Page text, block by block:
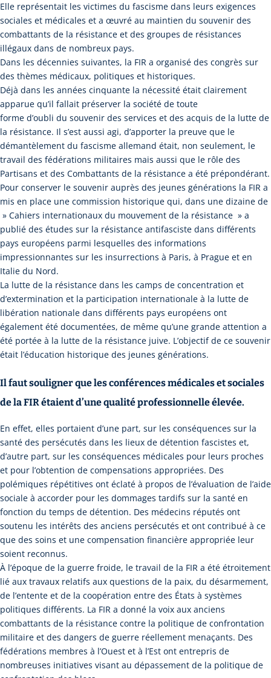
Elle représentait les victimes du fascisme dans leurs exigences
sociales et médicales et a œuvré au maintien du souvenir des
combattants de la résistance et des groupes de résistances
illégaux dans de nombreux pays.
Dans les décennies suivantes, la FIR a organisé des congrès sur
des thèmes médicaux, politiques et historiques.
Déjà dans les années cinquante la nécessité était clairement
apparue qu’il fallait préserver la société de toute
forme d’oubli du souvenir des services et des acquis de la lutte de
la résistance. Il s’est aussi agi, d’apporter la preuve que le
démantèlement du fascisme allemand était, non seulement, le
travail des fédérations militaires mais aussi que le rôle des
Partisans et des Combattants de la résistance a été prépondérant.
Pour conserver le souvenir auprès des jeunes générations la FIR a
mis en place une commission historique qui, dans une dizaine de
» Cahiers internationaux du mouvement de la résistance » a
publié des études sur la résistance antifasciste dans différents
pays européens parmi lesquelles des informations
impressionnantes sur les insurrections à Paris, à Prague et en
Italie du Nord.
La lutte de la résistance dans les camps de concentration et
d’extermination et la participation internationale à la lutte de
libération nationale dans différents pays européens ont
également été documentées, de même qu’une grande attention a
été portée à la lutte de la résistance juive. L’objectif de ce souvenir
était l’éducation historique des jeunes générations.
Il faut souligner que les conférences médicales et sociales
de la FIR étaient d’une qualité professionnelle élevée.
En effet, elles portaient d’une part, sur les conséquences sur la
santé des persécutés dans les lieux de détention fascistes et,
d’autre part, sur les conséquences médicales pour leurs proches
et pour l’obtention de compensations appropriées. Des
polémiques répétitives ont éclaté à propos de l’évaluation de l’aide
sociale à accorder pour les dommages tardifs sur la santé en
fonction du temps de détention. Des médecins réputés ont
soutenu les intérêts des anciens persécutés et ont contribué à ce
que des soins et une compensation financière appropriée leur
soient reconnus.
À l’époque de la guerre froide, le travail de la FIR a été étroitement
lié aux travaux relatifs aux questions de la paix, du désarmement,
de l’entente et de la coopération entre des États à systèmes
politiques différents. La FIR a donné la voix aux anciens
combattants de la résistance contre la politique de confrontation
militaire et des dangers de guerre réellement menaçants. Des
fédérations membres à l’Ouest et à l’Est ont entrepris de
nombreuses initiatives visant au dépassement de la politique de